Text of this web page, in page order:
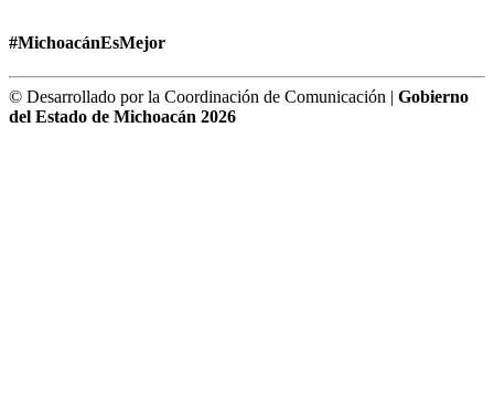
#MichoacánEsMejor
© Desarrollado por la Coordinación de Comunicación | Gobierno
del Estado de Michoacán 2026